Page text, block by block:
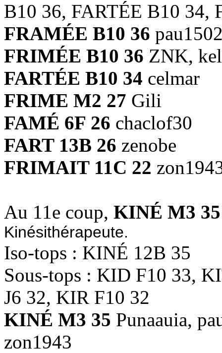
B10 36, FARTÉE B10 34,
FRAMÉE B10 36
FRIMÉE B10 36 ZNK,
FARTÉE B10 34 celmar
FRIME M2 27 Gili
FAMÉ 6F 26 chaclof30
FART 13B 26 zenobe
FRIMAIT 11C 22
Au 11e coup, KINÉ M3 35
Kinésithérapeute.
Iso-tops : KINÉ 12B 35
Sous-tops : KID F10 33,
J6 32, KIR F10 32
KINÉ M3 35 Punaauia,
zon1943